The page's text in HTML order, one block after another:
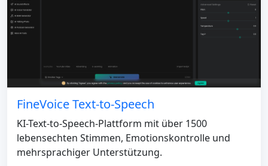
FineVoice Text-to-Speech
KI-Text-to-Speech-Plattform mit über 1500
lebensechten Stimmen, Emotionskontrolle und
mehrsprachiger Unterstützung.